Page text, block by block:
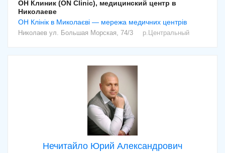
ОН Клиник (ON Clinic), медицинский центр в
Николаеве
ОН Клінік в Миколаєві — мережа медичних центрів
Николаев ул. Большая Морская, 74/3 р.Центральный
Нечитайло Юрий Александрович